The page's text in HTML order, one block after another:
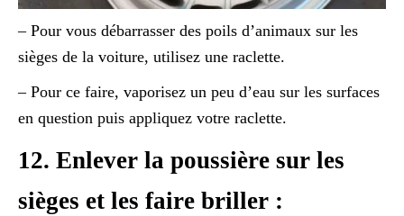
– Pour vous débarrasser des poils d’animaux sur les
sièges de la voiture, utilisez une raclette.
– Pour ce faire, vaporisez un peu d’eau sur les surfaces
en question puis appliquez votre raclette.
12. Enlever la poussière sur les
sièges et les faire briller :